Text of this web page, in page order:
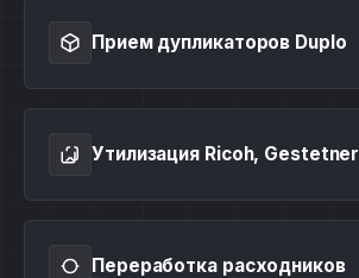
Прием дупликаторов Duplo
Утилизация Ricoh, Gestetner
Переработка расходников